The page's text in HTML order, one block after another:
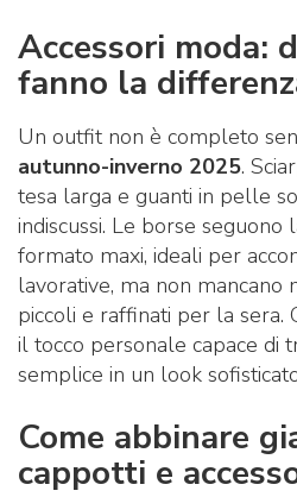
Accessori moda:
fanno la
Un outfit non è completo
autunno-inverno 2025.
tesa larga e guanti in pelle
indiscussi. Le borse seguono
formato maxi, ideali per
lavorative, ma non
piccoli e raffinati per la sera.
il tocco personale capace di
semplice in un look
Come abbinare
cappotti e